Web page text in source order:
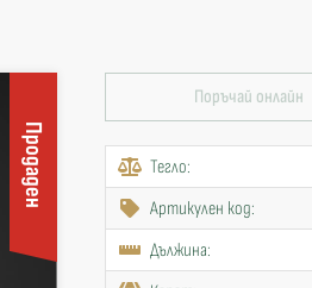
Продаден
Поръчай онлайн
Тегло:
Артикулен код:
Дължина: